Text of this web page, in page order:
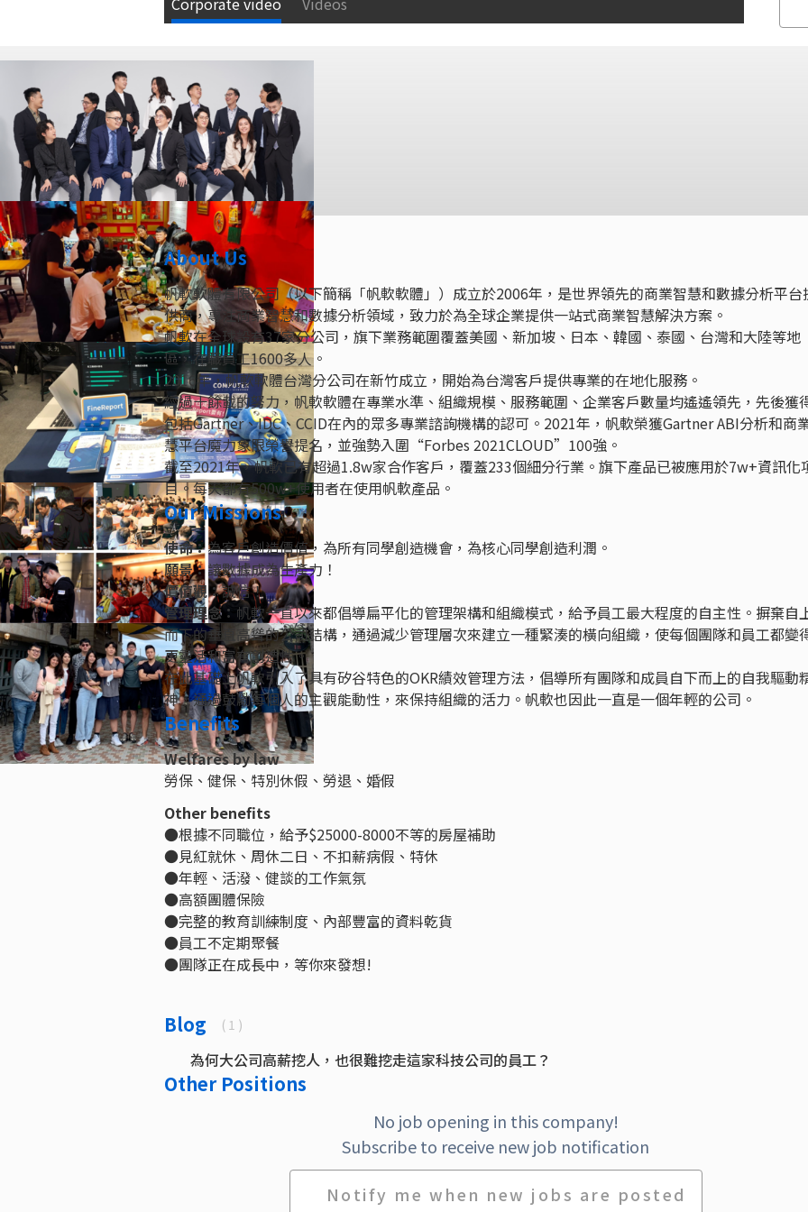
About Us
帆軟軟體有限公司（以下簡稱「帆軟軟體」）成立於2006年，是世界領先的商業智慧和數據分析平台
供商，專注商業智慧和數據分析領域，致力於為全球企業提供一站式商業智慧解決方案。
帆軟在全球設有37家分公司，旗下業務範圍覆蓋美國、新加坡、日本、韓國、泰國、台灣和大陸等地
區，在職員工1600多人。
2016年，帆軟軟體台灣分公司在新竹成立，開始為台灣客戶提供專業的在地化服務。
經過十餘載的努力，帆軟軟體在專業水準、組織規模、服務範圍、企業客戶數量均遙遙領先，先後獲
包括Gartner、IDC、CCID在內的眾多專業諮詢機構的認可。2021年，帆軟榮獲Gartner ABI分析和商
慧平台魔力象限榮譽提名，並強勢入圍“Forbes 2021CLOUD”100強。
截至2021年，帆軟已有超過1.8w家合作客戶，覆蓋233個細分行業。旗下產品已被應用於7w+資訊化
目。每天都有500w+使用者在使用帆軟產品。
Our Missions
使命：為客戶創造價值，為所有同學創造機會，為核心同學創造利潤。
願景：讓數據成為生產力！
價值觀：誠信！
管理理念： 帆軟一直以來都倡導扁平化的管理架構和組織模式，給予員工最大程度的自主性。摒棄自
而下的垂直高聳的公司結構，通過減少管理層次來建立一種緊湊的橫向組織，使每個團隊和員工都變
更靈活和富有創造性。
在此基礎上帆軟引入了具有矽谷特色的OKR績效管理方法，倡導所有團隊和成員自下而上的自我驅動
神，通過鼓勵每個人的主觀能動性，來保持組織的活力。帆軟也因此一直是一個年輕的公司。
Benefits
Welfares by law
勞保、健保、特別休假、勞退、婚假
Other benefits
●根據不同職位，給予$25000-8000不等的房屋補助
●見紅就休、周休二日、不扣薪病假、特休
●年輕、活潑、健談的工作氣氛
●高額團體保險
●完整的教育訓練制度、內部豐富的資料乾貨
●員工不定期聚餐
●團隊正在成長中，等你來發想!
Blog ( 1 )
為何大公司高薪挖人，也很難挖走這家科技公司的員工？
Other Positions
No job opening in this company!
Subscribe to receive new job notification
Notify me when new jobs are posted